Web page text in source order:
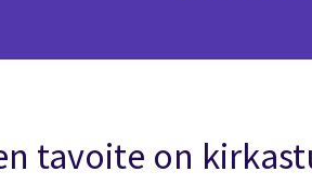
tavoite on